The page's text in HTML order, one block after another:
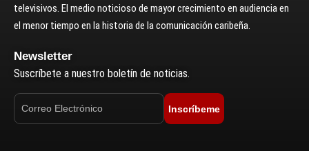
televisivos. El medio noticioso de mayor crecimiento en audiencia en
el menor tiempo en la historia de la comunicación caribeña.
Newsletter
Suscríbete a nuestro boletín de noticias.
Inscríbeme